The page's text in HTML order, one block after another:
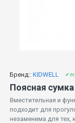
Бренд:: KIDWELL ✔
Поясная сумка
Вместительная и
подходит для
незаменима для тех,